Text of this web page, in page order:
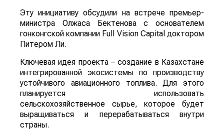
Эту инициативу обсудили на встрече премьер-
министра Олжаса Бектенова с основателем
гонконгской компании Full Vision Capital доктором
Питером Ли.
Ключевая идея проекта – создание в Казахстане
интегрированной экосистемы по производству
устойчивого авиационного топлива. Для этого
планируется использовать
сельскохозяйственное сырье, которое будет
выращиваться и перерабатываться внутри
страны.